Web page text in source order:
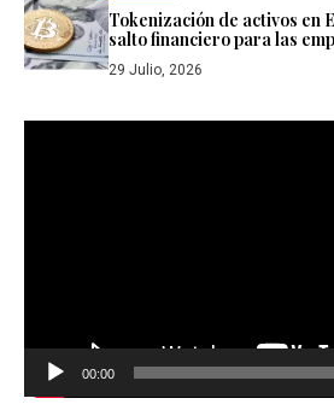
Tokenización de activos en El
salto financiero para las
29 Julio, 2026
00:00